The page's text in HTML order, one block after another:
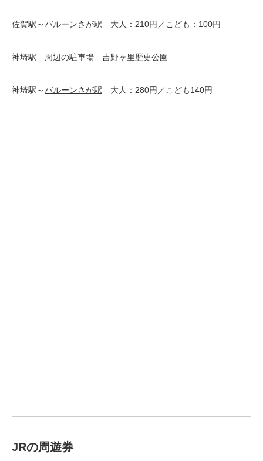
佐賀駅～バルーンさが駅 大人：210円／こども：100円
神埼駅 周辺の駐車場 吉野ヶ里歴史公園
神埼駅～バルーンさが駅 大人：280円／こども140円
JRの周遊券